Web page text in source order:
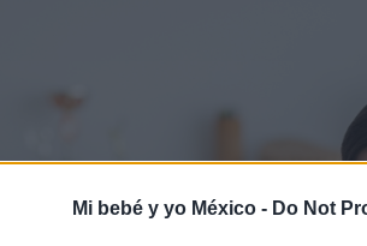
Mi bebé y yo México - Do Not